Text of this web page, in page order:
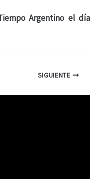
Argentino el día
SIGUIENTE